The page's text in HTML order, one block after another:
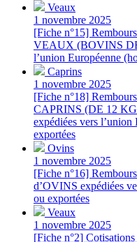
Veaux
1 novembre 2025
[Fiche n°15]
VEAUX (BOVINS
l’union Européenne
Caprins
1 novembre 2025
[Fiche n°18]
CAPRINS (DE 12
expédiées vers
exportées
Ovins
1 novembre 2025
[Fiche n°16]
d’OVINS expédiées
ou exportées
Veaux
1 novembre 2025
[Fiche n°2]